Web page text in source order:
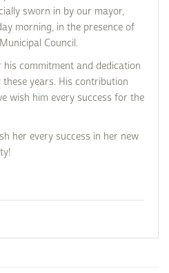
sworn in by our mayor,
morning, in the presence of
Council.
commitment and dedication
years. His contribution
wish him every success for the
her every success in her new